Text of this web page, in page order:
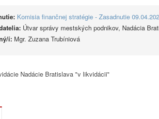
Komisia finančnej stratégie - Zasadnutie
Útvar správy mestských podnikov, Nadácia
í: Mgr. Zuzana Trubíniová
Nadácie Bratislava "v likvidácii"